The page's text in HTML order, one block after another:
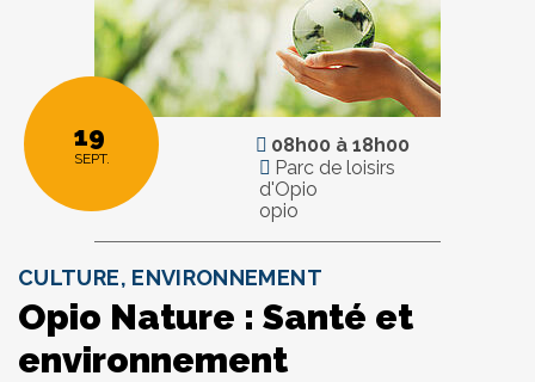
19
SEPT.
08h00 à 18h00
Parc de loisirs
d'Opio
opio
CULTURE, ENVIRONNEMENT
Opio Nature : Santé et
environnement